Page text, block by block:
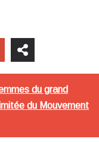
du grand
du Mouvement